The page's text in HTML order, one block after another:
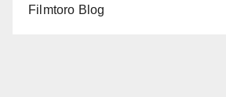
Filmtoro Blog